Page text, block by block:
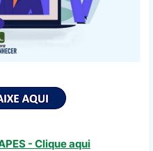
- Clique aqui